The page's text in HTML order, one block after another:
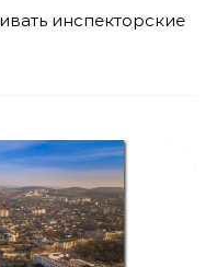
инспекторские